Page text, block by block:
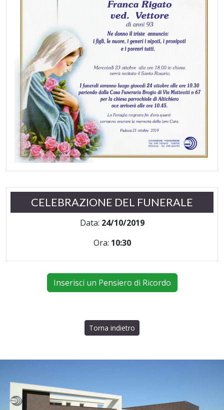
CELEBRAZIONE DEL FUNERALE
Data: 24/10/2019
Ora: 10:30
Inserisci un Pensiero di Ricordo
Torna indietro